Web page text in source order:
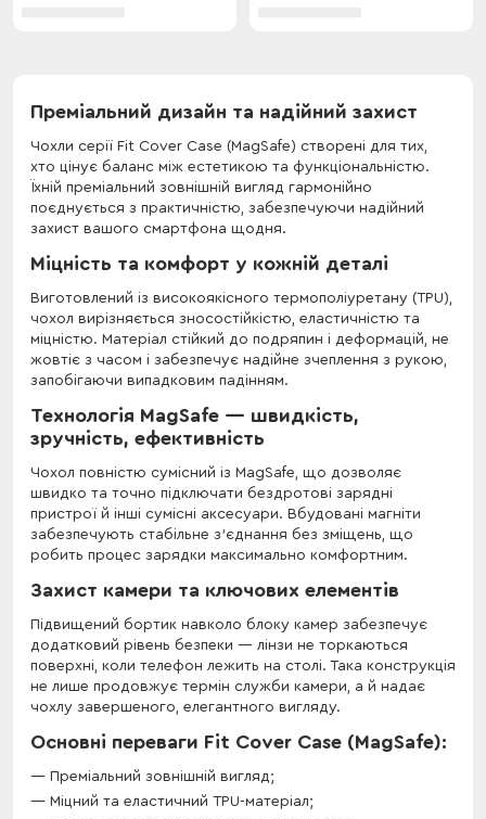
Преміальний дизайн та надійний захист
Чохли серії Fit Cover Case (MagSafe) створені для тих,
хто цінує баланс між естетикою та функціональністю.
Їхній преміальний зовнішній вигляд гармонійно
поєднується з практичністю, забезпечуючи надійний
захист вашого смартфона щодня.
Міцність та комфорт у кожній деталі
Виготовлений із високоякісного термополіуретану (TPU),
чохол вирізняється зносостійкістю, еластичністю та
міцністю. Матеріал стійкий до подряпин і деформацій, не
жовтіє з часом і забезпечує надійне зчеплення з рукою,
запобігаючи випадковим падінням.
Технологія MagSafe — швидкість,
зручність, ефективність
Чохол повністю сумісний із MagSafe, що дозволяє
швидко та точно підключати бездротові зарядні
пристрої й інші сумісні аксесуари. Вбудовані магніти
забезпечують стабільне з’єднання без зміщень, що
робить процес зарядки максимально комфортним.
Захист камери та ключових елементів
Підвищений бортик навколо блоку камер забезпечує
додатковий рівень безпеки — лінзи не торкаються
поверхні, коли телефон лежить на столі. Така конструкція
не лише продовжує термін служби камери, а й надає
чохлу завершеного, елегантного вигляду.
Основні переваги Fit Cover Case (MagSafe):
Преміальний зовнішній вигляд;
Міцний та еластичний TPU-матеріал;